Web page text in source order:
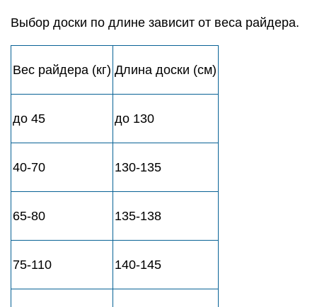
Выбор доски по длине зависит от веса райдера.
Вес райдера (кг) Длина доски (см)
до 45 до 130
40-70 130-135
65-80 135-138
75-110 140-145